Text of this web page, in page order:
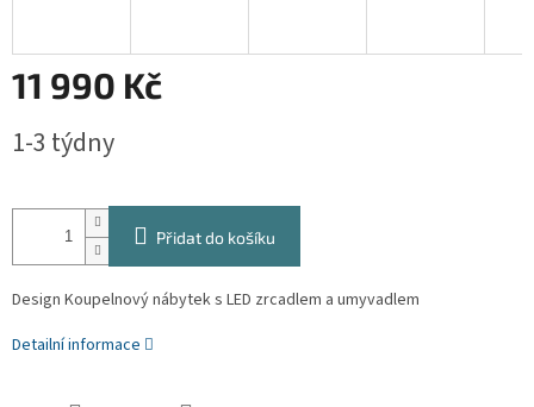
11 990 Kč
cena:
1-3 týdny
Přidat do košíku
Design Koupelnový nábytek s LED zrcadlem a umyvadlem
Detailní informace